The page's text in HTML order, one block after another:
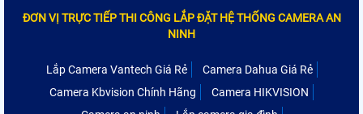
ĐƠN VỊ TRỰC TIẾP THI CÔNG LẮP ĐẶT HỆ THỐNG CAMERA AN
NINH
Lắp Camera Vantech Giá Rẻ
Camera Dahua Giá Rẻ
Camera Kbvision Chính Hãng
Camera HIKVISION